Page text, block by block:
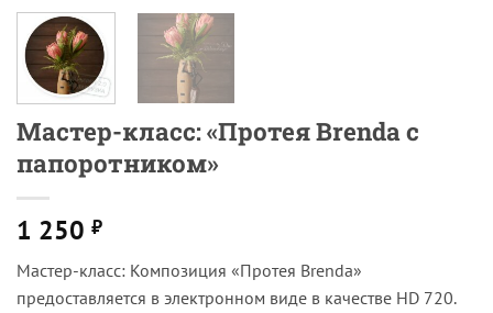
Мастер-класс: «Протея Brenda с
папоротником»
1 250 ₽
Мастер-класс: Композиция «Протея Brenda»
предоставляется в электронном виде в качестве HD 720.